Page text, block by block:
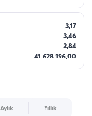
3,17
3,46
2,84
41.628.196,00
Aylık Yıllık